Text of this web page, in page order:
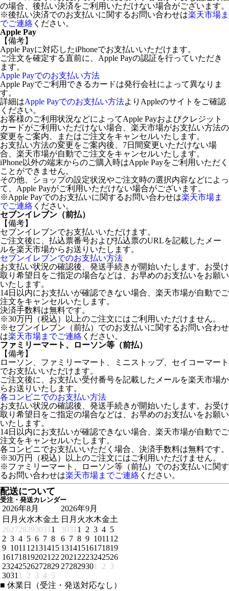
の場合、後払い決済をご利用いただけない場合がございます。
※後払い決済でのお支払いに関するお問い合わせは楽天市場ま
でご連絡 ください。
Apple Pay
【備考】
Apple Payに対応したiPhoneでお支払いいただけます。
ご注文を確定する直前に、Apple Payの認証を行っていただき
ます。
Apple Payでのお支払い方法
Apple Payでご利用できるカードは発行会社によって異なりま
す。
詳細はApple Payでのお支払い方法よりAppleのサイトをご確認
ください。
お客様のご利用状況などによってApple Payおよびクレジット
カードがご利用いただけない場合、楽天市場がお支払い方法の
変更をご案内、またはご注文をキャンセルいたします。
お支払い方法の変更をご案内後、7日間変更いただけない場
合、楽天市場が自動でご注文をキャンセルいたします。
iPhone以外の端末からのご購入時はApple Payをご利用いただく
ことができません。
その他、ショップの設定状況やご注文時の選択内容などによっ
て、Apple Payがご利用いただけない場合がございます。
※Apple Payでのお支払いに関するお問い合わせは楽天市場ま
でご連絡 ください。
セブンイレブン（前払）
【備考】
セブンイレブンでお支払いいただけます。
ご注文後に、払込票番号および払込票のURLを記載したメー
ルを楽天市場からお送りいたします。
セブンイレブンでのお支払い方法
お支払い状況の確認後、発送手続きが開始いたします。お受け
取り希望日をご指定の場合などは、お早めのお支払いをお願い
いたします。
14日以内にお支払いが確認できない場合、楽天市場が自動でご
注文をキャンセルいたします。
決済手数料は無料です。
※30万円（税込）以上のご注文にはご利用いただけません。
※セブンイレブン（前払）でのお支払いに関するお問い合わせ
は楽天市場までご連絡 ください。
ファミリーマート、ローソン等（前払）
【備考】
ローソン、ファミリーマート、ミニストップ、セイコーマート
でお支払いいただけます。
ご注文後に、お支払い受付番号を記載したメールを楽天市場か
らお送りいたします。
各コンビニでのお支払い方法
お支払い状況の確認後、発送手続きが開始いたします。お受け
取り希望日をご指定の場合などは、お早めのお支払いをお願い
いたします。
14日以内にお支払いが確認できない場合、楽天市場が自動でご
注文をキャンセルいたします。
各コンビニでお支払いいただく場合、決済手数料は無料です。
※30万円（税込）以上のご注文にはご利用いただけません。
※ファミリーマート、ローソン等（前払）でのお支払いに関す
るお問い合わせは楽天市場までご連絡 ください。
配送について
受注・発送カレンダー
2026年8月
日 月 火水木金土
262728293031 1
2 3 4 5 6 7 8
9 1011 12131415
161718192021 22
23242526272829
3031 1 2 3 4 5
2026年9月
日 月 火水木金土
3031 1 2 3 4 5
6 7 8 9 1011 12
13141516171819
2021 2223242526
272829301 2 3
■ 休業日（受注・発送対応なし）